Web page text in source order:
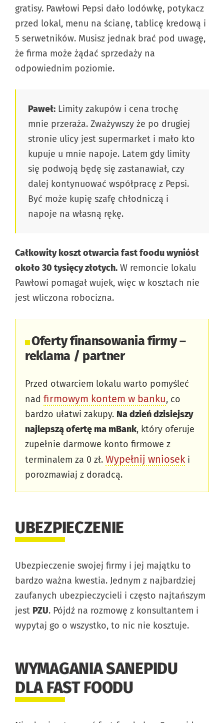
gratisy. Pawłowi Pepsi dało lodówkę, potykacz
przed lokal, menu na ścianę, tablicę kredową i
5 serwetników. Musisz jednak brać pod uwagę,
że firma może żądać sprzedaży na
odpowiednim poziomie.
Paweł: Limity zakupów i cena trochę
mnie przeraża. Zważywszy że po drugiej
stronie ulicy jest supermarket i mało kto
kupuje u mnie napoje. Latem gdy limity
się podwoją będę się zastanawiał, czy
dalej kontynuować współpracę z Pepsi.
Być może kupię szafę chłodniczą i
napoje na własną rękę.
Całkowity koszt otwarcia fast foodu wyniósł
około 30 tysięcy złotych. W remoncie lokalu
Pawłowi pomagał wujek, więc w kosztach nie
jest wliczona robocizna.
Oferty finansowania firmy –
reklama / partner
Przed otwarciem lokalu warto pomyśleć
nad firmowym kontem w banku, co
bardzo ułatwi zakupy. Na dzień dzisiejszy
najlepszą ofertę ma mBank, który oferuje
zupełnie darmowe konto firmowe z
terminalem za 0 zł. Wypełnij wniosek i
porozmawiaj z doradcą.
UBEZPIECZENIE
Ubezpieczenie swojej firmy i jej majątku to
bardzo ważna kwestia. Jednym z najbardziej
zaufanych ubezpieczycieli i często najtańszym
jest PZU. Pójdź na rozmowę z konsultantem i
wypytaj go o wszystko, to nic nie kosztuje.
WYMAGANIA SANEPIDU
DLA FAST FOODU